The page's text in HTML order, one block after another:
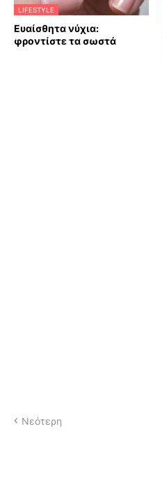
LIFESTYLE
Ευαίσθητα νύχια:
φροντίστε τα σωστά
Νεότερη